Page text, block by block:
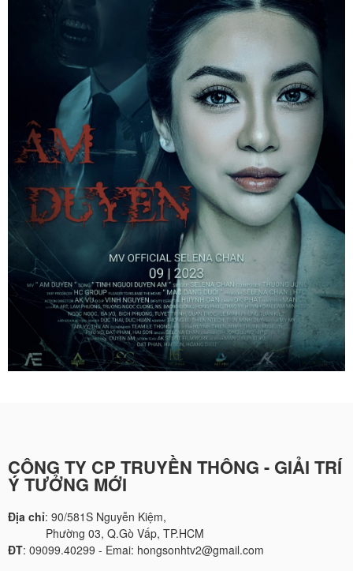
CÔNG TY CP TRUYỀN THÔNG - GIẢI TRÍ
Ý TƯỞNG MỚI
Địa chỉ: 90/581S Nguyễn Kiệm,
Phường 03, Q.Gò Vấp, TP.HCM
ĐT: 09099.40299 - Emai: hongsonhtv2@gmail.com